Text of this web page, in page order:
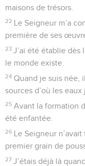
maisons de trésors.
22 Le Seigneur m’a
première de ses
23 J’ai été établie dès
le monde existe.
24 Quand je suis née,
sources d’où les eaux
25 Avant la formation
été enfantée.
26 Le Seigneur
premier grain de
27 J’étais déjà là